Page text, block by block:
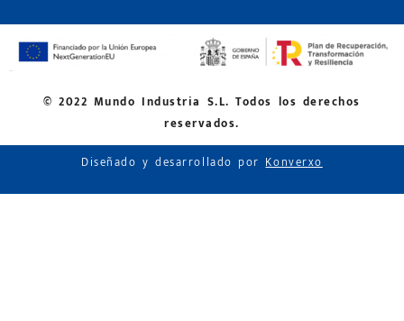
© 2022 Mundo Industria S.L. Todos los derechos
reservados.
Diseñado y desarrollado porKonverxo